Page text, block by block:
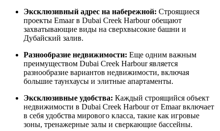
Эксклюзивный адрес на набережной: Строящиеся
проекты Emaar в Dubai Creek Harbour обещают
захватывающие виды на сверхвысокие башни и
Дубайский залив.
Разнообразие недвижимости: Еще одним важным
преимуществом Dubai Creek Harbour является
разнообразие вариантов недвижимости, включая
большие таунхаусы и элитные апартаменты.
Эксклюзивные удобства: Каждый строящийся объект
недвижимости в Dubai Creek Harbour от Emaar включает
в себя удобства мирового класса, такие как игровые
зоны, тренажерные залы и сверкающие бассейны.